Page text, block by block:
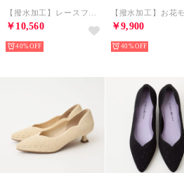
￥10,560
40%
￥9,900
40%